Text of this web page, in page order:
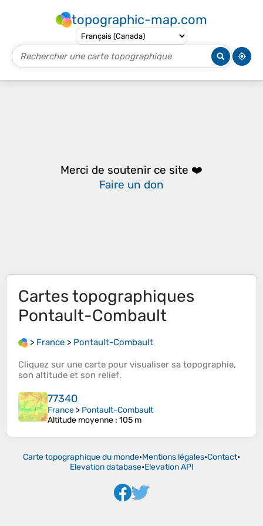
topographic-map.com
Merci de soutenir ce site ❤️
Faire un don
Cartes topographiques
Pontault-Combault
> France > Pontault-Combault
Cliquez sur une carte pour visualiser sa topographie,
son altitude et son relief.
77340
France > Pontault-Combault
Altitude moyenne : 105 m
Carte topographique du monde•Mentions légales•Contact•
Elevation database•Elevation API